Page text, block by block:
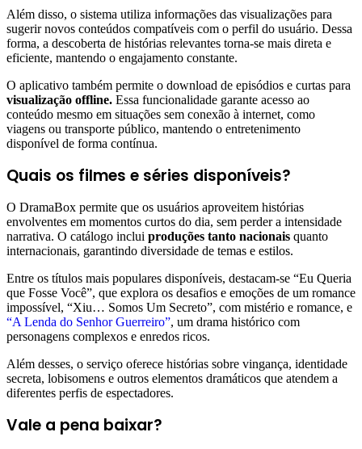
Além disso, o sistema utiliza informações das visualizações para
sugerir novos conteúdos compatíveis com o perfil do usuário. Dessa
forma, a descoberta de histórias relevantes torna-se mais direta e
eficiente, mantendo o engajamento constante.
O aplicativo também permite o download de episódios e curtas para
visualização offline. Essa funcionalidade garante acesso ao
conteúdo mesmo em situações sem conexão à internet, como
viagens ou transporte público, mantendo o entretenimento
disponível de forma contínua.
Quais os filmes e séries disponíveis?
O DramaBox permite que os usuários aproveitem histórias
envolventes em momentos curtos do dia, sem perder a intensidade
narrativa. O catálogo inclui produções tanto nacionais quanto
internacionais, garantindo diversidade de temas e estilos.
Entre os títulos mais populares disponíveis, destacam-se “Eu Queria
que Fosse Você”, que explora os desafios e emoções de um romance
impossível, “Xiu… Somos Um Secreto”, com mistério e romance, e
“A Lenda do Senhor Guerreiro”, um drama histórico com
personagens complexos e enredos ricos.
Além desses, o serviço oferece histórias sobre vingança, identidade
secreta, lobisomens e outros elementos dramáticos que atendem a
diferentes perfis de espectadores.
Vale a pena baixar?